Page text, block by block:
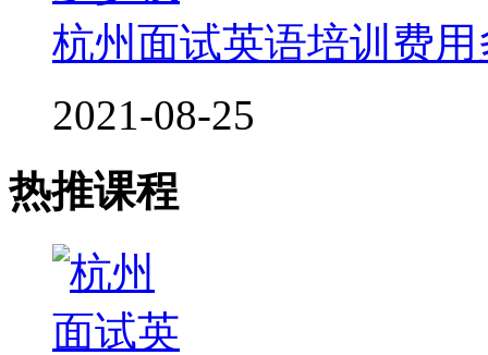
杭州面试英语培训费
2021-08-25
热推课程